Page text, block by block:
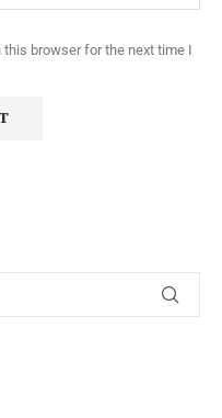
browser for the next time I